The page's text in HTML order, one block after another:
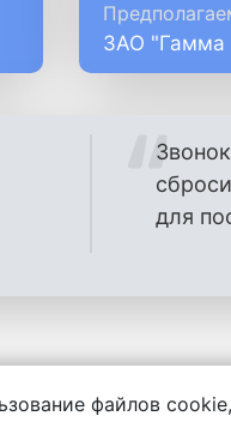
ЗАО "Гамма
для
за
файлов